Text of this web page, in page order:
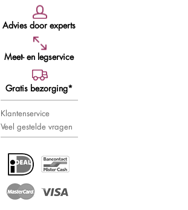
Advies door experts
Meet- en legservice
Gratis bezorging*
Klantenservice
Veel gestelde vragen